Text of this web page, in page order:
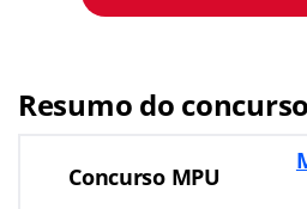
Resumo do
Concurso MPU